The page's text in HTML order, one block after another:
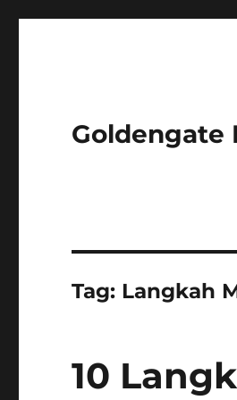
Goldengate
Tag: Langkah
10